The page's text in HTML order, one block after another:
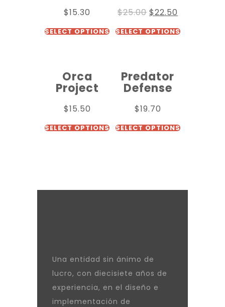
$15.30
SELECT OPTIONS
$25.00 $22.50
SELECT OPTIONS
Orca
Project
$15.50
SELECT OPTIONS
Predator
Defense
$19.70
SELECT OPTIONS
Una entidad sin ánimo de
lucro, con diecisiete años de
experiencia, en el diseño e
implementación de